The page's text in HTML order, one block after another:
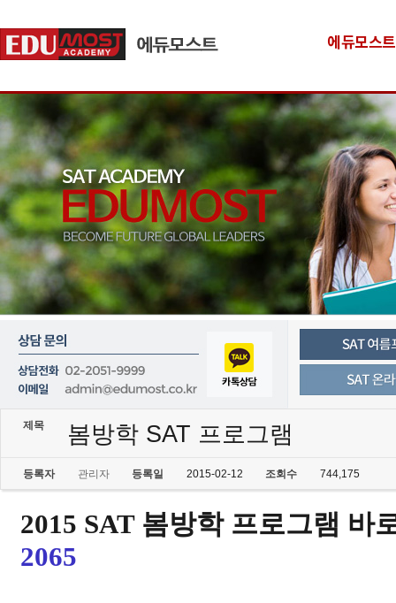
에듀모스
제목 봄방학 SAT 프로그램
등록자 관리자 등록일 2015-02-12 조회수 744,175
2015 SAT 봄방학 프로그램 바
2065